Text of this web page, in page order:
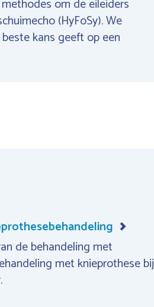
om de eileiders
(HyFoSy). We
kans geeft op een
de behandeling met
met knieprothese bij